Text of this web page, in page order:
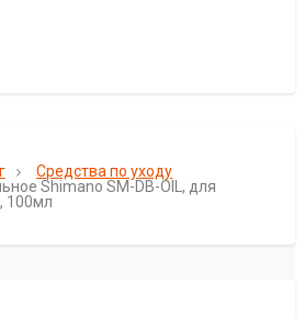
Средства по уходу
Shimano SM-DB-OIL, для
100мл